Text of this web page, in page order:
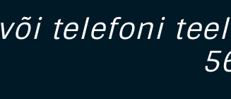
või telefoni